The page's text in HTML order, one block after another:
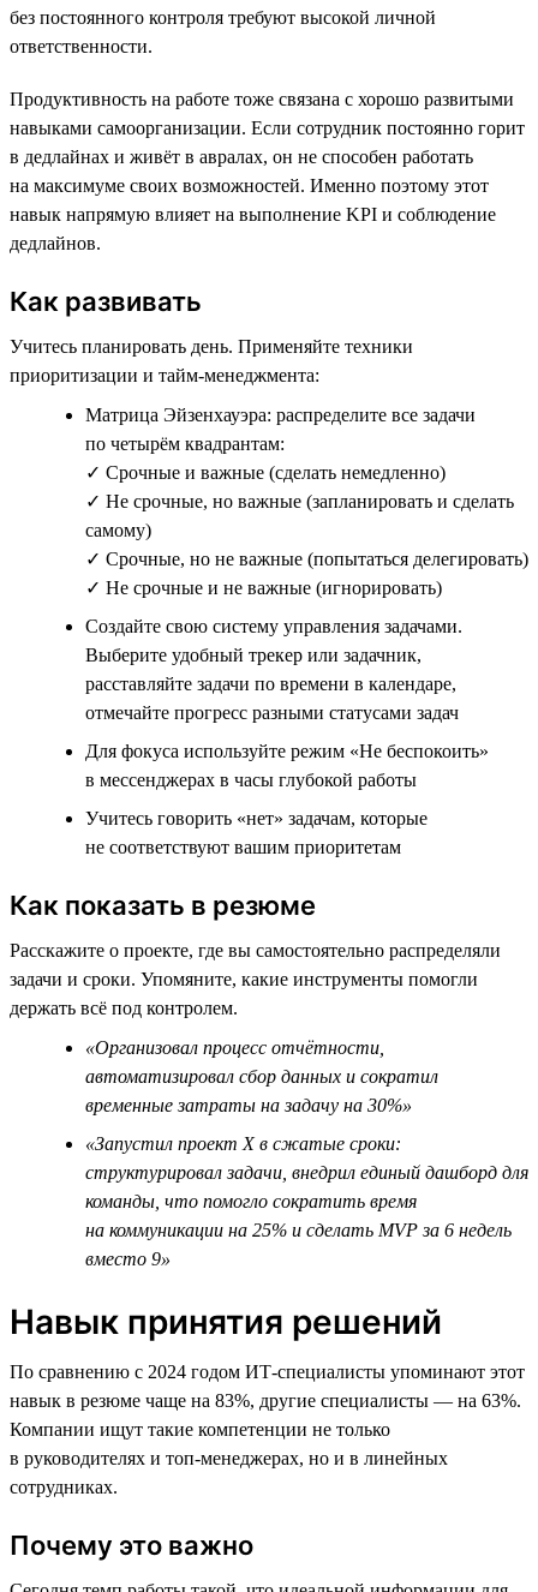
без постоянного контроля требуют высокой личной
ответственности.
Продуктивность на работе тоже связана с хорошо развитыми
навыками самоорганизации. Если сотрудник постоянно горит
в дедлайнах и живёт в авралах, он не способен работать
на максимуме своих возможностей. Именно поэтому этот
навык напрямую влияет на выполнение KPI и соблюдение
дедлайнов.
Как развивать
Учитесь планировать день. Применяйте техники
приоритизации и тайм-менеджмента:
Матрица Эйзенхауэра: распределите все задачи
по четырём квадрантам:
✓ Срочные и важные (сделать немедленно)
✓ Не срочные, но важные (запланировать и сделать
самому)
✓ Срочные, но не важные (попытаться делегировать)
✓ Не срочные и не важные (игнорировать)
Создайте свою систему управления задачами.
Выберите удобный трекер или задачник,
расставляйте задачи по времени в календаре,
отмечайте прогресс разными статусами задач
Для фокуса используйте режим «Не беспокоить»
в мессенджерах в часы глубокой работы
Учитесь говорить «нет» задачам, которые
не соответствуют вашим приоритетам
Как показать в резюме
Расскажите о проекте, где вы самостоятельно распределяли
задачи и сроки. Упомяните, какие инструменты помогли
держать всё под контролем.
«Организовал процесс отчётности,
автоматизировал сбор данных и сократил
временные затраты на задачу на 30%»
«Запустил проект Х в сжатые сроки:
структурировал задачи, внедрил единый дашборд для
команды, что помогло сократить время
на коммуникации на 25% и сделать MVP за 6 недель
вместо 9»
Навык принятия решений
По сравнению с 2024 годом ИТ-специалисты упоминают этот
навык в резюме чаще на 83%, другие специалисты — на 63%.
Компании ищут такие компетенции не только
в руководителях и топ-менеджерах, но и в линейных
сотрудниках.
Почему это важно